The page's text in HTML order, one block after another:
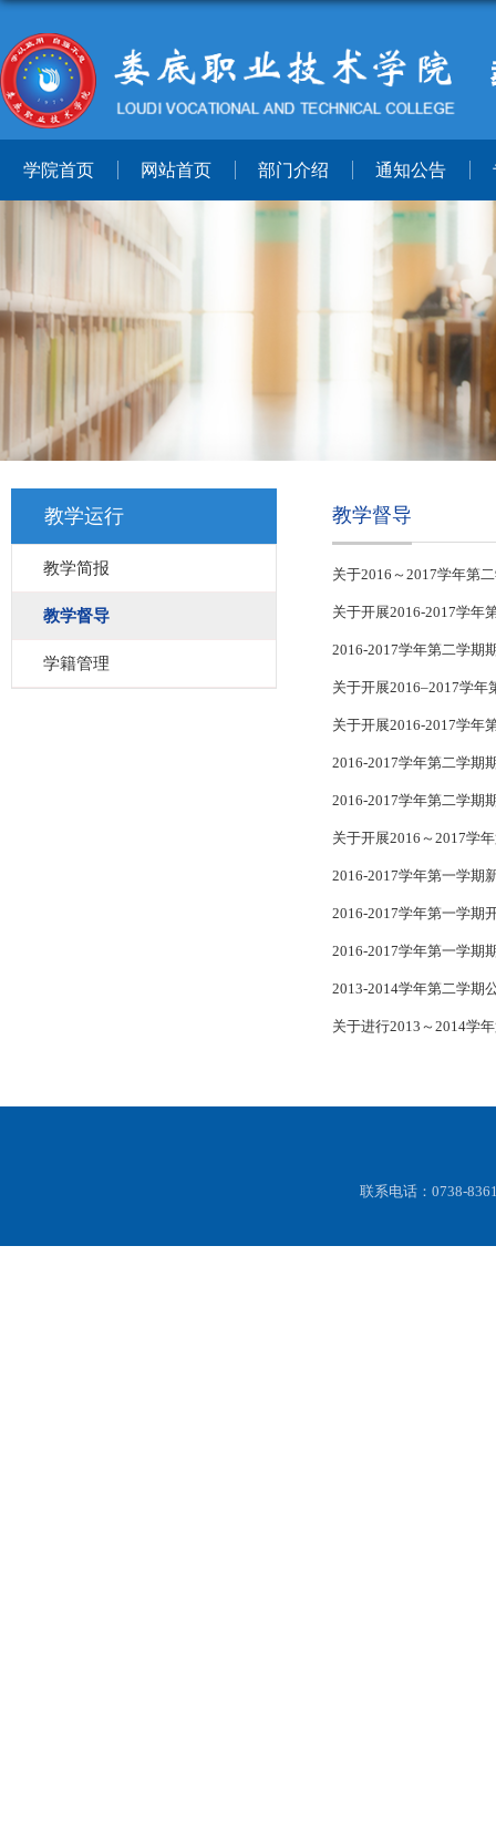
学院首页 网站首页 部门介绍 通知公告
教学运行
教学简报
教学督导
学籍管理
教学督导
关于2016～2017学年第
关于开展2016-2017学年
2016-2017学年第二学期
关于开展2016–2017学
关于开展2016-2017学年
2016-2017学年第二学期
2016-2017学年第二学期
关于开展2016～2017学
2016-2017学年第一学期
2016-2017学年第一学期
2016-2017学年第一学期
2013-2014学年第二学期
关于进行2013～2014学
联系电话：0738-